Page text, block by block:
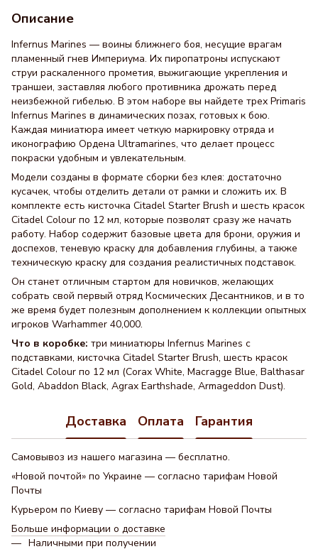
Описание
Infernus Marines — воины ближнего боя, несущие врагам
пламенный гнев Империума. Их пиропатроны испускают
струи раскаленного прометия, выжигающие укрепления и
траншеи, заставляя любого противника дрожать перед
неизбежной гибелью. В этом наборе вы найдете трех Primaris
Infernus Marines в динамических позах, готовых к бою.
Каждая миниатюра имеет четкую маркировку отряда и
иконографию Ордена Ultramarines, что делает процесс
покраски удобным и увлекательным.
Модели созданы в формате сборки без клея: достаточно
кусачек, чтобы отделить детали от рамки и сложить их. В
комплекте есть кисточка Citadel Starter Brush и шесть красок
Citadel Colour по 12 мл, которые позволят сразу же начать
работу. Набор содержит базовые цвета для брони, оружия и
доспехов, теневую краску для добавления глубины, а также
техническую краску для создания реалистичных подставок.
Он станет отличным стартом для новичков, желающих
собрать свой первый отряд Космических Десантников, и в то
же время будет полезным дополнением к коллекции опытных
игроков Warhammer 40,000.
Что в коробке: три миниатюры Infernus Marines с
подставками, кисточка Citadel Starter Brush, шесть красок
Citadel Colour по 12 мл (Corax White, Macragge Blue, Balthasar
Gold, Abaddon Black, Agrax Earthshade, Armageddon Dust).
Доставка Оплата Гарантия
Самовывоз из нашего магазина — бесплатно.
«Новой почтой» по Украине — согласно тарифам Новой
Почты
Курьером по Киеву — согласно тарифам Новой Почты
Больше информации о доставке
Наличными при получении